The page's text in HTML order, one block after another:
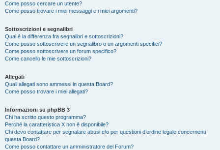
Come posso cercare un utente?
Come posso trovare i miei messaggi e i miei argomenti?
Sottoscrizioni e segnalibri
Qual è la differenza fra segnalibri e sottoscrizioni?
Come posso sottoscrivere un segnalibro o un argomenti specifici?
Come posso sottoscrivere un forum specifico?
Come cancello le mie sottoscrizioni?
Allegati
Quali allegati sono ammessi in questa Board?
Come posso trovare i miei allegati?
Informazioni su phpBB 3
Chi ha scritto questo programma?
Perché la caratteristica X non è disponibile?
Chi devo contattare per segnalare abusi e/o per questioni d’ordine legale concernenti
questa Board?
Come posso contattare un amministratore del Forum?